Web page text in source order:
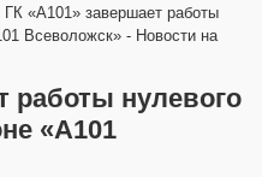
ГК «А101» завершает работы
Всеволожск» - Новости на
работы нулевого
«А101